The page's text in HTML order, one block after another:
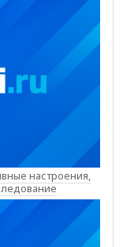
настроения,